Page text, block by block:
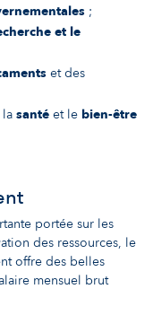
;
et le
et des
santéet le bien-être
portée sur les
des ressources, le
offre des belles
mensuel brut